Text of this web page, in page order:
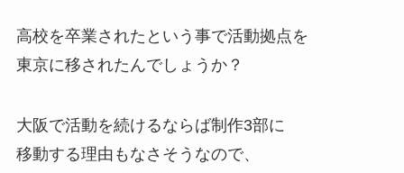
高校を卒業されたという事で活動拠点を
東京に移されたんでしょうか？
大阪で活動を続けるならば制作3部に
移動する理由もなさそうなので、